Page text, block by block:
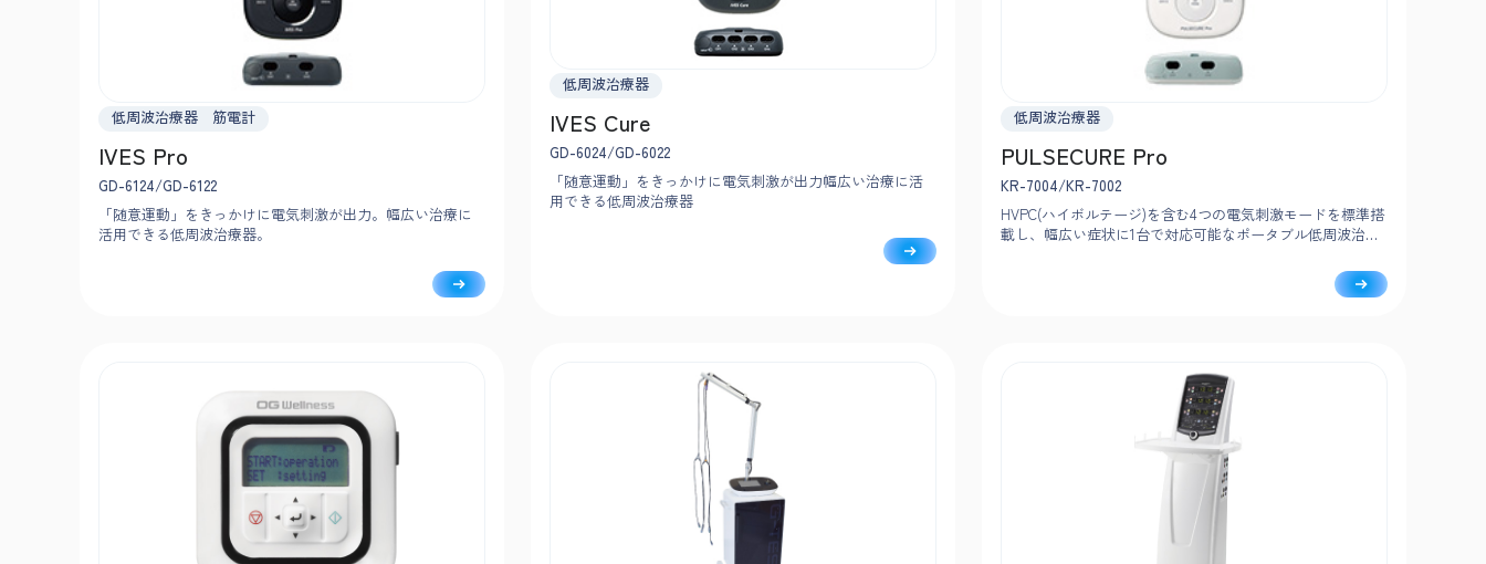
低周波治療器 筋電計
IVES Pro
GD-6124/GD-6122
「随意運動」をきっかけに電気刺激が出力。幅広い治療に
活用できる低周波治療器。
低周波治療器
IVES Cure
GD-6024/GD-6022
「随意運動」をきっかけに電気刺激が出力幅広い治療に活
用できる低周波治療器
低周波治療器
PULSECURE Pro
KR-7004/KR-7002
HVPC(ハイボルテージ)を含む4つの電気刺激モードを標準搭
載し、幅広い症状に1台で対応可能なポータブル低周波治療